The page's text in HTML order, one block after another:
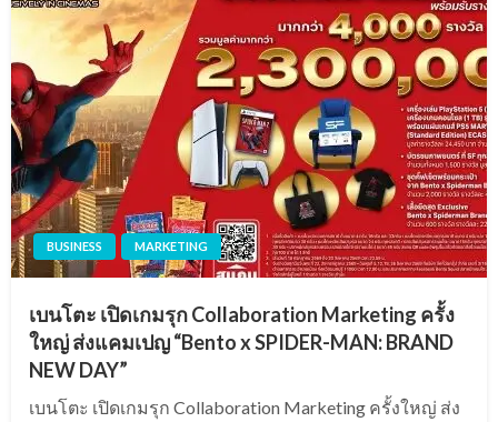
BUSINESS MARKETING
เบนโตะ เปิดเกมรุก Collaboration Marketing ครั้ง
ใหญ่ ส่งแคมเปญ “Bento x SPIDER-MAN: BRAND
NEW DAY”
เบนโตะ เปิดเกมรุก Collaboration Marketing ครั้งใหญ่ ส่ง